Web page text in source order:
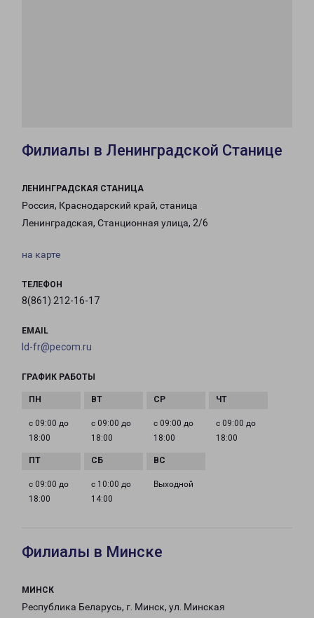
Филиалы в Ленинградской Станице
ЛЕНИНГРАДСКАЯ СТАНИЦА
Россия, Краснодарский край, станица
Ленинградская, Станционная улица, 2/6
на карте
ТЕЛЕФОН
8(861) 212-16-17
EMAIL
ld-fr@pecom.ru
ГРАФИК РАБОТЫ
с 09:00 до
18:00
с 09:00 до
18:00
с 09:00 до
18:00
с 09:00 до
18:00
с 09:00 до
18:00
с 10:00 до
14:00
Выходной
Филиалы в Минске
МИНСК
Республика Беларусь, г. Минск, ул. Минская